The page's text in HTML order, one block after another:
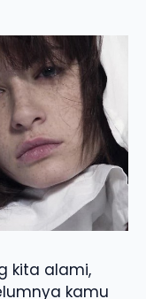
kita alami,
kamu